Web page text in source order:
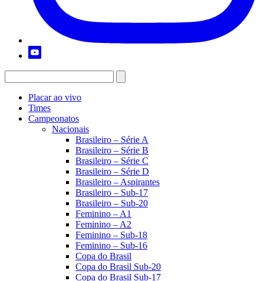
Placar ao vivo
Times
Campeonatos
Nacionais
Brasileiro – Série A
Brasileiro – Série B
Brasileiro – Série C
Brasileiro – Série D
Brasileiro – Aspirantes
Brasileiro – Sub-17
Brasileiro – Sub-20
Feminino – A1
Feminino – A2
Feminino – Sub-18
Feminino – Sub-16
Copa do Brasil
Copa do Brasil Sub-20
Copa do Brasil Sub-17